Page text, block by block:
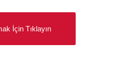
İçin Tıklayın